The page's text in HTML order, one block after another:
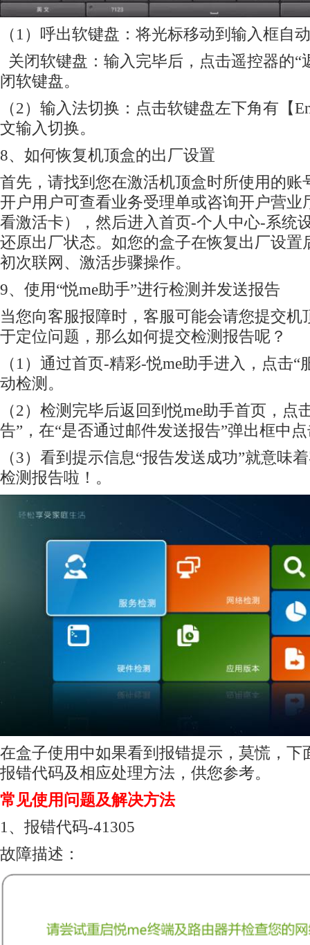
（1）呼出软键盘：将光标移动到输入框自
关闭软键盘：输入完毕后，点击遥控器的“
闭软键盘。
（2）输入法切换：点击软键盘左下角有【
文输入切换。
8、如何恢复机顶盒的出厂设置
首先，请找到您在激活机顶盒时所使用的账
开户用户可查看业务受理单或咨询开户营业
看激活卡），然后进入首页-个人中心-系统
还原出厂状态。如您的盒子在恢复出厂设置
初次联网、激活步骤操作。
9、使用“悦me助手”进行检测并发送报告
当您向客服报障时，客服可能会请您提交机
于定位问题，那么如何提交检测报告呢？
（1）通过首页-精彩-悦me助手进入，点击“
动检测。
（2）检测完毕后返回到悦me助手首页，点
告”，在“是否通过邮件发送报告”弹出框中
（3）看到提示信息“报告发送成功”就意味
检测报告啦！。
在盒子使用中如果看到报错提示，莫慌，下
报错代码及相应处理方法，供您参考。
常见使用问题及解决方法
1、报错代码-41305
故障描述：